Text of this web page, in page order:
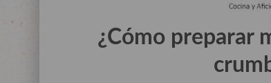
¿Cómo preparar